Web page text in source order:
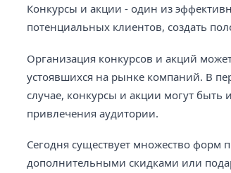
Конкурсы и акции - один из
потенциальных клиентов, создать
Организация конкурсов и акций
устоявшихся на рынке компаний. В
случае, конкурсы и акции могут быть
привлечения аудитории.
Сегодня существует множество форм
дополнительными скидками или